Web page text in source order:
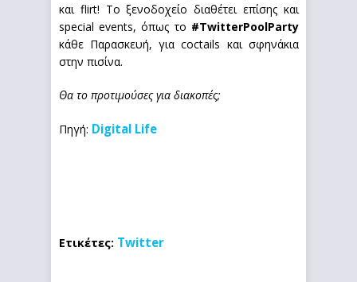
και flirt! Το ξενοδοχείο διαθέτει επίσης και
special events, όπως το #TwitterPoolParty
κάθε Παρασκευή, για coctails και σφηνάκια
στην πισίνα.
Θα το προτιμούσες για διακοπές;
Πηγή: Digital Life
Ετικέτες: Twitter